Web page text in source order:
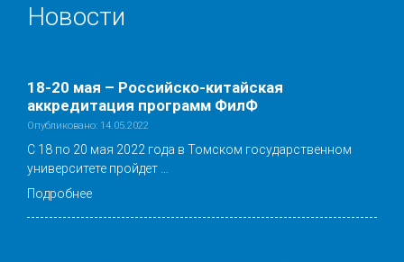
Новости
18-20 мая – Российско-китайская
аккредитация программ ФилФ
Опубликовано: 14.05.2022
С 18 по 20 мая 2022 года в Томском государственном
университете пройдет …
Подробнее